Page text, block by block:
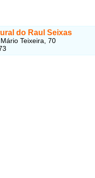
do Raul Seixas
Teixeira, 70